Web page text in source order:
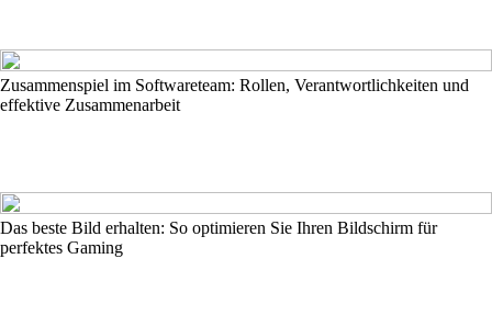
Zusammenspiel im Softwareteam: Rollen, Verantwortlichkeiten und
effektive Zusammenarbeit
Das beste Bild erhalten: So optimieren Sie Ihren Bildschirm für
perfektes Gaming